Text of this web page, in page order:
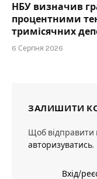
НБУ визначив
процентними
тримісячних
6 Серпня 2026
ЗАЛИШИТИ
Щоб відправити
авторизуватись.
Вхід/